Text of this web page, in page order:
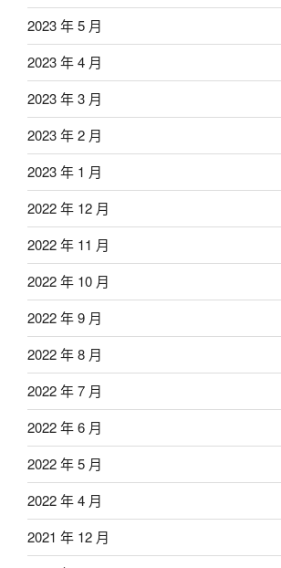
2023 年 5 月
2023 年 4 月
2023 年 3 月
2023 年 2 月
2023 年 1 月
2022 年 12 月
2022 年 11 月
2022 年 10 月
2022 年 9 月
2022 年 8 月
2022 年 7 月
2022 年 6 月
2022 年 5 月
2022 年 4 月
2021 年 12 月